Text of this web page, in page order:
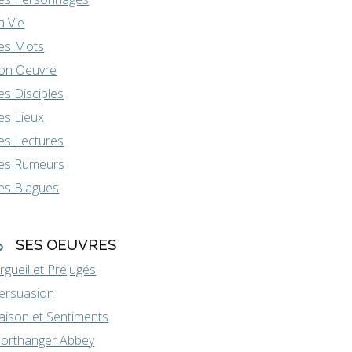
Vie
Mots
Oeuvre
Disciples
Lieux
Lectures
Rumeurs
Blagues
SES OEUVRES
et Préjugés
et Sentiments
Abbey